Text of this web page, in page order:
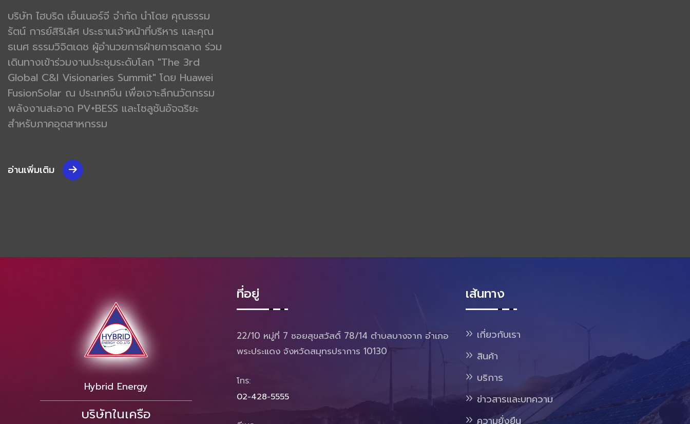
บริษัท ไฮบริด เอ็นเนอร์จี จำกัด นำโดย คุณธรรม
รัตน์ การย์สิริเลิศ ประธานเจ้าหน้าที่บริหาร และคุณ
ธเนศ ธรรมวิจิตเดช ผู้อำนวยการฝ่ายการตลาด ร่วม
เดินทางเข้าร่วมงานประชุมระดับโลก "The 3rd
Global C&I Visionaries Summit" โดย Huawei
FusionSolar ณ ประเทศจีน เพื่อเจาะลึกนวัตกรรม
พลังงานสะอาด PV+BESS และโซลูชันอัจฉริยะ
สำหรับภาคอุตสาหกรรม
อ่านเพิ่มเติม
Hybrid Energy
บริษัทในเครือ
ที่อยู่
22/10 หมู่ที่ 7 ซอยสุขสวัสดิ์ 78/14 ตำบลบางจาก อำเภอ
พระประแดง จังหวัดสมุทรปราการ 10130
โทร:
02-428-5555
เส้นทาง
เกี่ยวกับเรา
สินค้า
บริการ
ข่าวสารและบทความ
ความยั่งยืน